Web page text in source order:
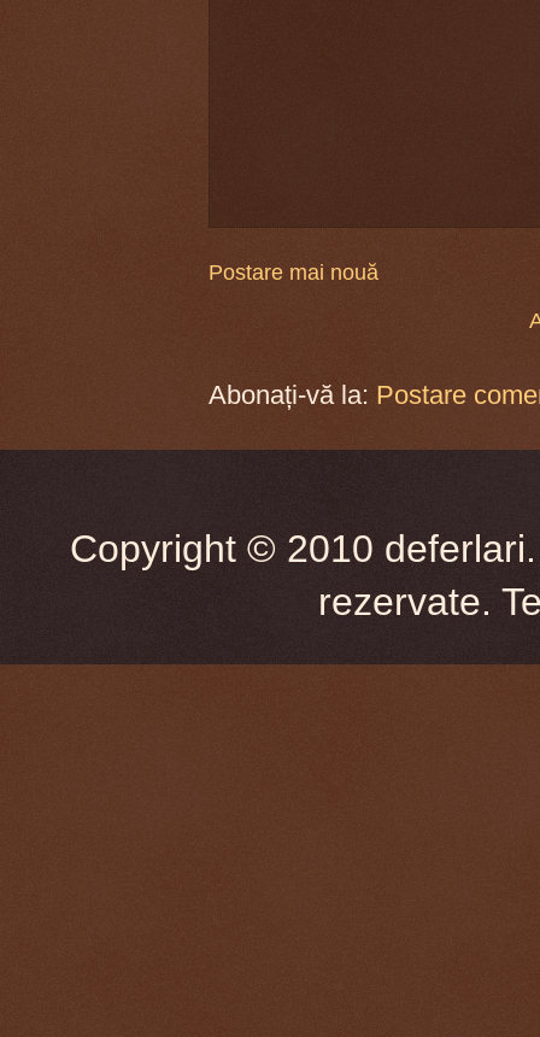
Postare mai nouă
Abonați-vă la: Postare
Copyright © 2010
rezervate.